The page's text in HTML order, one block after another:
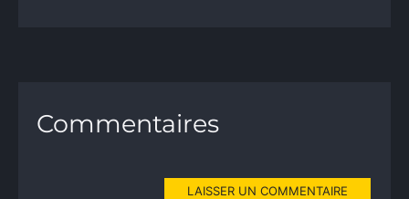
Commentaires
LAISSER UN COMMENTAIRE